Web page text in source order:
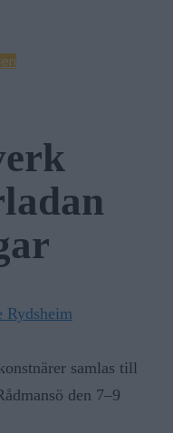
Rydsheim
samlas till
den 7–9